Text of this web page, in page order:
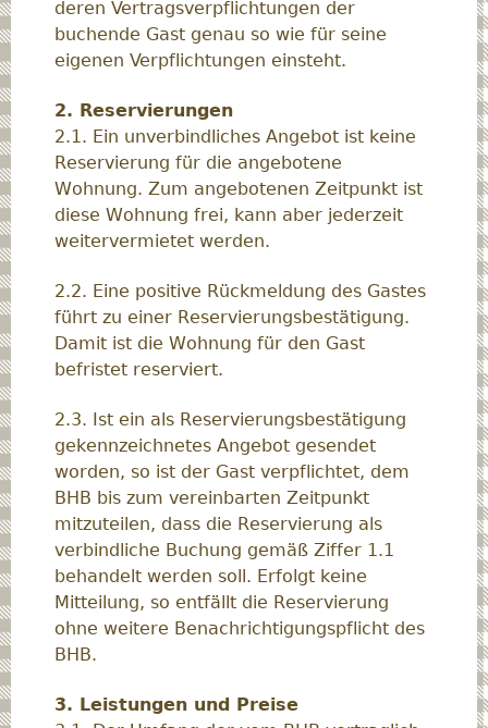
deren Vertragsverpflichtungen der
buchende Gast genau so wie für seine
eigenen Verpflichtungen einsteht.
2. Reservierungen
2.1. Ein unverbindliches Angebot ist keine
Reservierung für die angebotene
Wohnung. Zum angebotenen Zeitpunkt ist
diese Wohnung frei, kann aber jederzeit
weitervermietet werden.
2.2. Eine positive Rückmeldung des Gastes
führt zu einer Reservierungsbestätigung.
Damit ist die Wohnung für den Gast
befristet reserviert.
2.3. Ist ein als Reservierungsbestätigung
gekennzeichnetes Angebot gesendet
worden, so ist der Gast verpflichtet, dem
BHB bis zum vereinbarten Zeitpunkt
mitzuteilen, dass die Reservierung als
verbindliche Buchung gemäß Ziffer 1.1
behandelt werden soll. Erfolgt keine
Mitteilung, so entfällt die Reservierung
ohne weitere Benachrichtigungspflicht des
BHB.
3. Leistungen und Preise